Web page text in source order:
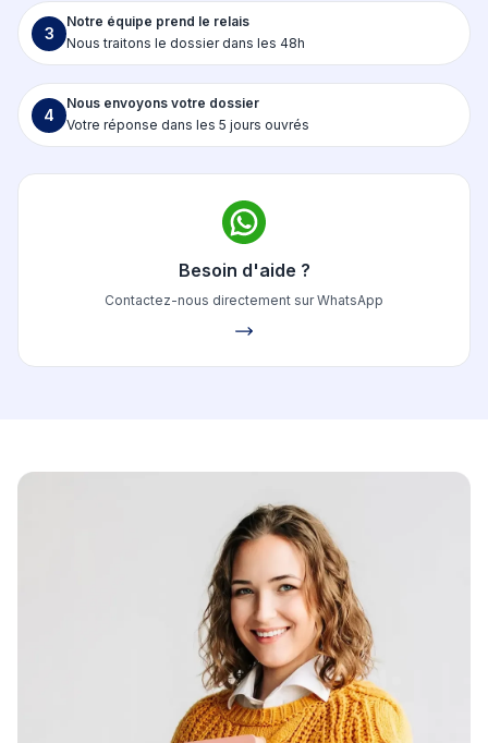
3
Notre équipe prend le relais
Nous traitons le dossier dans les 48h
4
Nous envoyons votre dossier
Votre réponse dans les 5 jours ouvrés
Besoin d'aide ?
Contactez-nous directement sur WhatsApp